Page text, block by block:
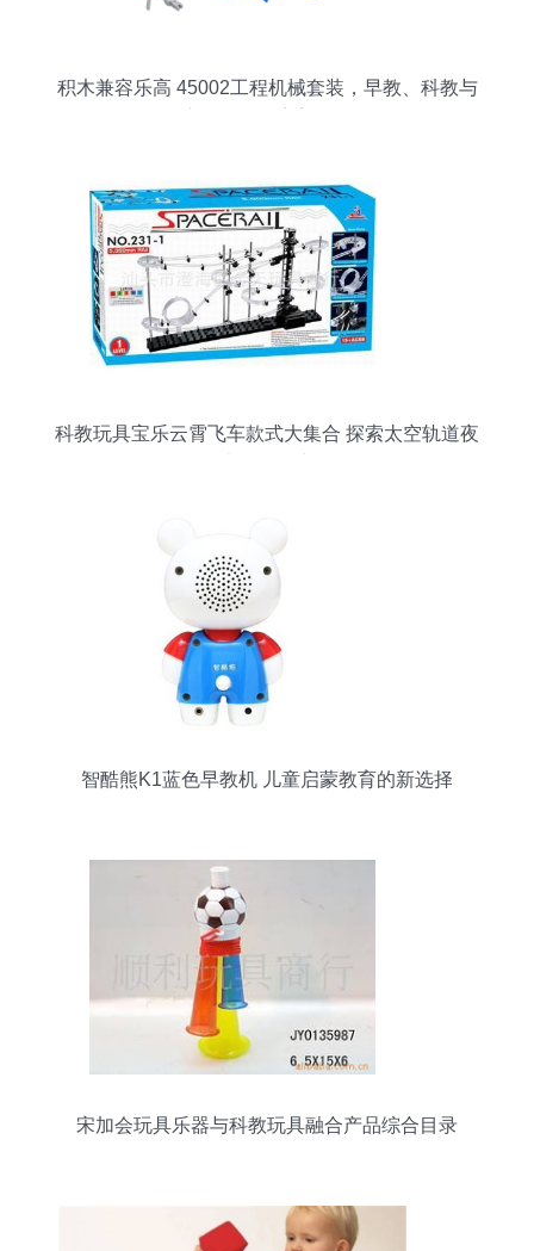
积木兼容乐高 45002工程机械套装，早教、科教与
科教玩具宝乐云霄飞车款式大集合 探索太空轨道夜
智酷熊K1蓝色早教机 儿童启蒙教育的新选择
宋加会玩具乐器与科教玩具融合产品综合目录